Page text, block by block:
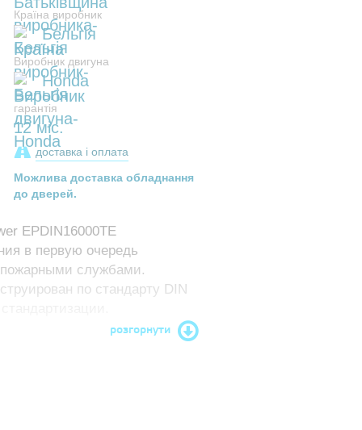
Країна виробник
Бельгія
Виробник двигуна
Honda
гарантія
12 міс.
доставка і оплата
Можлива доставка обладнання
до дверей.
EPDIN16000TE
в первую очередь
службами.
по стандарту DIN
розгорнути